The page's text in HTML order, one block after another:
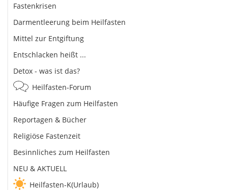
Fastenkrisen
Darmentleerung beim Heilfasten
Mittel zur Entgiftung
Entschlacken heißt ...
Detox - was ist das?
Heilfasten-Forum
Häufige Fragen zum Heilfasten
Reportagen & Bücher
Religiöse Fastenzeit
Besinnliches zum Heilfasten
NEU & AKTUELL
Heilfasten-K(Urlaub)